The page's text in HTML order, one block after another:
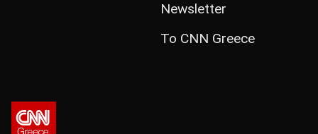
Newsletter
Το CNN Greece